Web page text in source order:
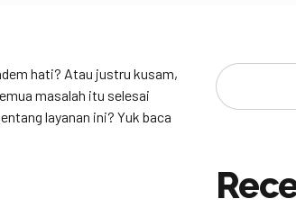
hati? Atau justru kusam,
masalah itu selesai
layanan ini? Yuk baca